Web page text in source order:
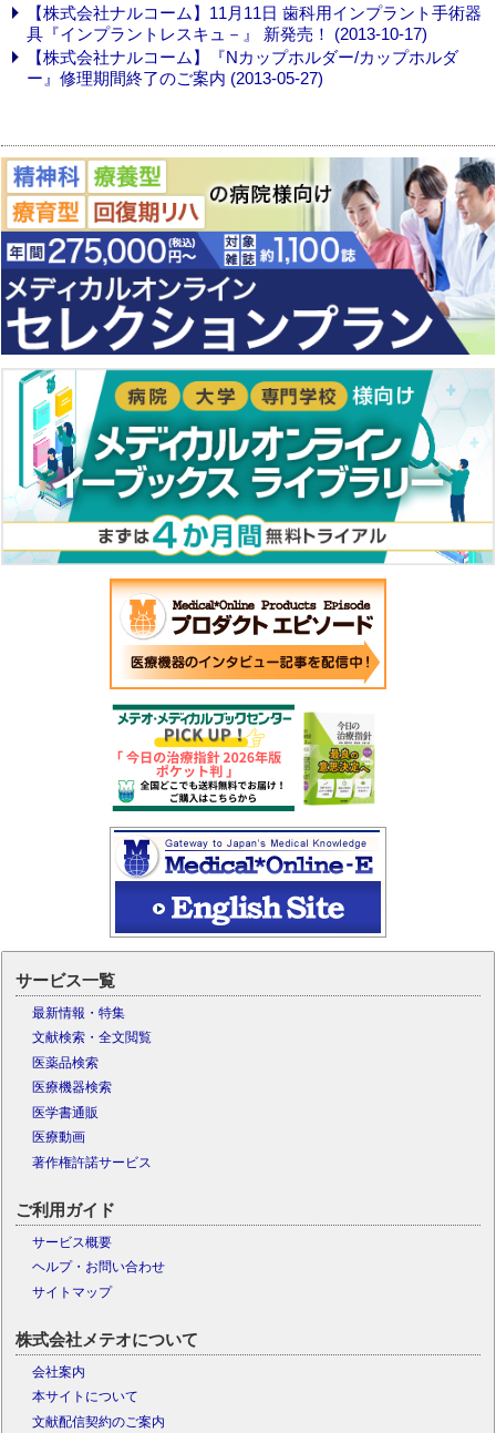
【株式会社ナルコーム】11月11日 歯科用インプラント手術器
具『インプラントレスキュ－』 新発売！ (2013-10-17)
【株式会社ナルコーム】『Nカップホルダー/カップホルダ
ー』修理期間終了のご案内 (2013-05-27)
サービス一覧
最新情報・特集
文献検索・全文閲覧
医薬品検索
医療機器検索
医学書通販
医療動画
著作権許諾サービス
ご利用ガイド
サービス概要
ヘルプ・お問い合わせ
サイトマップ
株式会社メテオについて
会社案内
本サイトについて
文献配信契約のご案内